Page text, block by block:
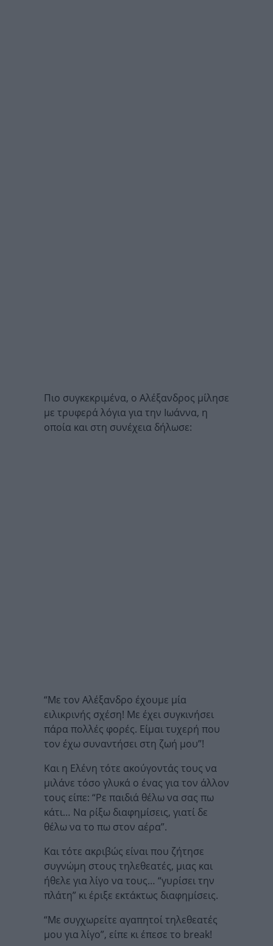
Πιο συγκεκριμένα, ο Αλέξανδρος μίλησε
με τρυφερά λόγια για την Ιωάννα, η
οποία και στη συνέχεια δήλωσε:
“Με τον Αλέξανδρο έχουμε μία
ειλικρινής σχέση! Με έχει συγκινήσει
πάρα πολλές φορές. Είμαι τυχερή που
τον έχω συναντήσει στη ζωή μου”!
Και η Ελένη τότε ακούγοντάς τους να
μιλάνε τόσο γλυκά ο ένας για τον άλλον
τους είπε: “Ρε παιδιά θέλω να σας πω
κάτι… Να ρίξω διαφημίσεις, γιατί δε
θέλω να το πω στον αέρα”.
Και τότε ακριβώς είναι που ζήτησε
συγνώμη στους τηλεθεατές, μιας και
ήθελε για λίγο να τους… “γυρίσει την
πλάτη” κι έριξε εκτάκτως διαφημίσεις.
“Με συγχωρείτε αγαπητοί τηλεθεατές
μου για λίγο”, είπε κι έπεσε το break!